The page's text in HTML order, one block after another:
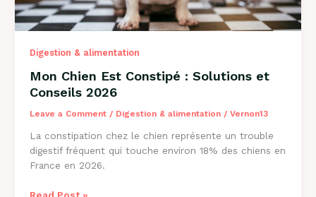
Digestion & alimentation
Mon Chien Est Constipé : Solutions et
Conseils 2026
Leave a Comment / Digestion & alimentation/ Vernon13
La constipation chez le chien représente un trouble
digestif fréquent qui touche environ 18% des chiens en
France en 2026.
Mon
Read Post »